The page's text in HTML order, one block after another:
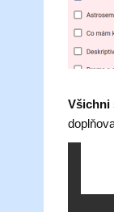
Všichni